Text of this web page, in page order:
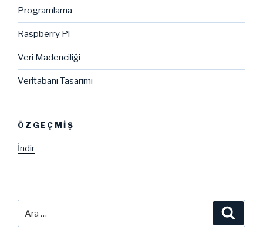
Programlama
Raspberry Pi
Veri Madenciliği
Veritabanı Tasarımı
ÖZGEÇMIŞ
İndir